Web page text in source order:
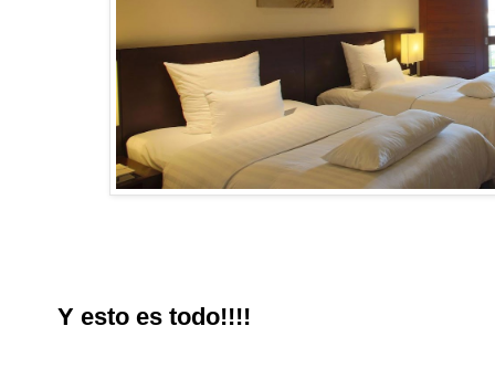
Y esto es todo!!!!